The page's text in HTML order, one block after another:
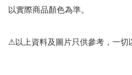
以實際商品顏色為準。